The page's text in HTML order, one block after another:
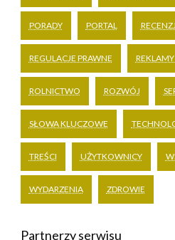
PORADY PORTAL
REGULACJE PRAWNE
ROLNICTWO ROZWÓJ
SŁOWA KLUCZOWE
TREŚCI UŻYTKOWNICY
WYDARZENIA ZDROWIE
Partnerzy serwisu